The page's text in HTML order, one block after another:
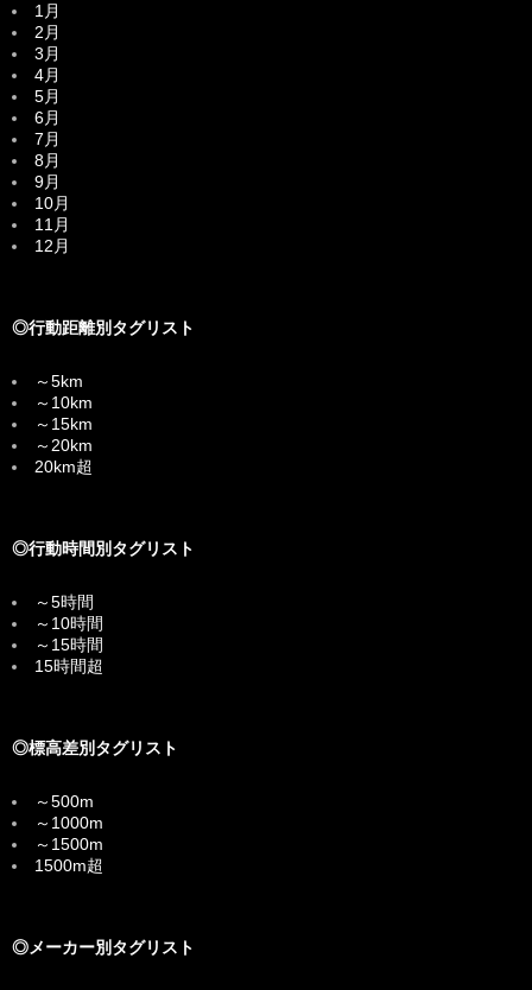
1月
2月
3月
4月
5月
6月
7月
8月
9月
10月
11月
12月
◎行動距離別タグリスト
～5km
～10km
～15km
～20km
20km超
◎行動時間別タグリスト
～5時間
～10時間
～15時間
15時間超
◎標高差別タグリスト
～500m
～1000m
～1500m
1500m超
◎メーカー別タグリスト